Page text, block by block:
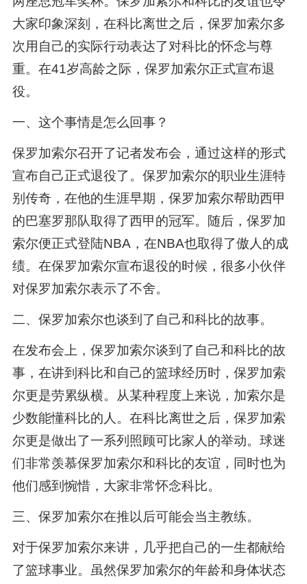
大家印象深刻，在科比离世之后，保罗加索尔多
次用自己的实际行动表达了对科比的怀念与尊
重。在41岁高龄之际，保罗加索尔正式宣布退
役。
一、这个事情是怎么回事？
保罗加索尔召开了记者发布会，通过这样的形式
宣布自己正式退役了。保罗加索尔的职业生涯特
别传奇，在他的生涯早期，保罗加索尔帮助西甲
的巴塞罗那队取得了西甲的冠军。随后，保罗加
索尔便正式登陆NBA，在NBA也取得了傲人的成
绩。在保罗加索尔宣布退役的时候，很多小伙伴
对保罗加索尔表示了不舍。
二、保罗加索尔也谈到了自己和科比的故事。
在发布会上，保罗加索尔谈到了自己和科比的故
事，在讲到科比和自己的篮球经历时，保罗加索
尔更是劳累纵横。从某种程度上来说，加索尔是
少数能懂科比的人。在科比离世之后，保罗加索
尔更是做出了一系列照顾可比家人的举动。球迷
们非常羡慕保罗加索尔和科比的友谊，同时也为
他们感到惋惜，大家非常怀念科比。
三、保罗加索尔在推以后可能会当主教练。
对于保罗加索尔来讲，几乎把自己的一生都献给
了篮球事业。虽然保罗加索尔的年龄和身体状态